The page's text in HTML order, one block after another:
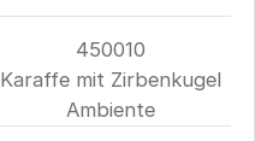
450010
Karaffe mit Zirbenkugel
Ambiente